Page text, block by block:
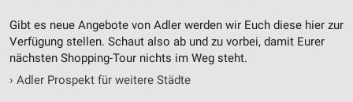
Gibt es neue Angebote von Adler werden wir Euch diese hier zur
Verfügung stellen. Schaut also ab und zu vorbei, damit Eurer
nächsten Shopping-Tour nichts im Weg steht.
› Adler Prospekt für weitere Städte